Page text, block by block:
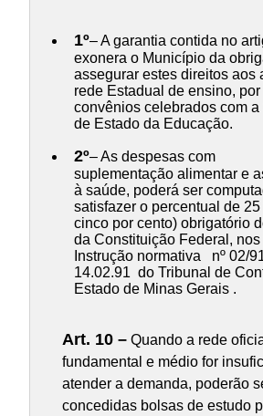
1º– A garantia contida no
exonera o Município da
assegurar estes direitos aos
rede Estadual de ensino,
convênios celebrados com a
de Estado da Educação.
2º– As despesas com
suplementação alimentar e
à saúde, poderá ser
satisfazer o percentual de
cinco por cento) obrigatório
da Constituição Federal, nos
Instrução normativa nº 02/
14.02.91 do Tribunal de
Estado de Minas Gerais .
Art. 10 – Quando a rede
fundamental e médio for
atender a demanda, poderão
concedidas bolsas de estudo